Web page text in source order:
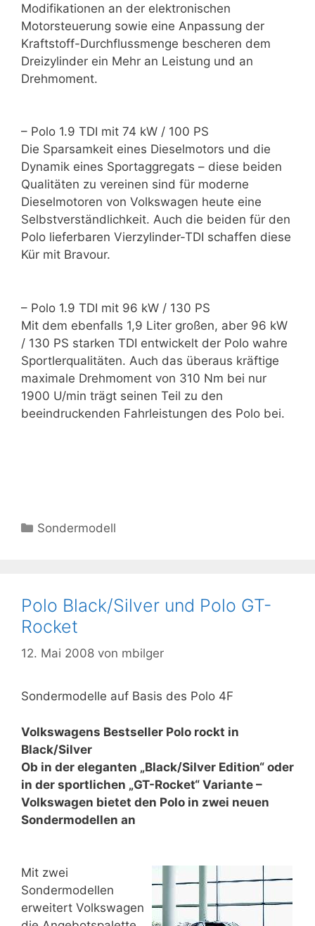
Modifikationen an der elektronischen
Motorsteuerung sowie eine Anpassung der
Kraftstoff-Durchflussmenge bescheren dem
Dreizylinder ein Mehr an Leistung und an
Drehmoment.
– Polo 1.9 TDI mit 74 kW / 100 PS
Die Sparsamkeit eines Dieselmotors und die
Dynamik eines Sportaggregats – diese beiden
Qualitäten zu vereinen sind für moderne
Dieselmotoren von Volkswagen heute eine
Selbstverständlichkeit. Auch die beiden für den
Polo lieferbaren Vierzylinder-TDI schaffen diese
Kür mit Bravour.
– Polo 1.9 TDI mit 96 kW / 130 PS
Mit dem ebenfalls 1,9 Liter großen, aber 96 kW
/ 130 PS starken TDI entwickelt der Polo wahre
Sportlerqualitäten. Auch das überaus kräftige
maximale Drehmoment von 310 Nm bei nur
1900 U/min trägt seinen Teil zu den
beeindruckenden Fahrleistungen des Polo bei.
Kategorien
Sondermodell
Polo Black/Silver und Polo GT-
Rocket
12. Mai 2008 von mbilger
Sondermodelle auf Basis des Polo 4F
Volkswagens Bestseller Polo rockt in
Black/Silver
Ob in der eleganten „Black/Silver Edition“ oder
in der sportlichen „GT-Rocket“ Variante –
Volkswagen bietet den Polo in zwei neuen
Sondermodellen an
Mit zwei
Sondermodellen
erweitert Volkswagen